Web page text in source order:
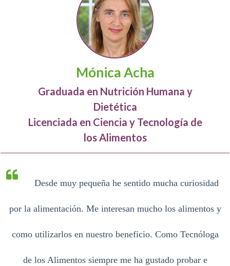
Mónica Acha
Graduada en Nutrición Humana y
Dietética
Licenciada en Ciencia y Tecnología de
los Alimentos
Desde muy pequeña he sentido mucha curiosidad
por la alimentación. Me interesan mucho los alimentos y
como utilizarlos en nuestro beneficio. Como Tecnóloga
de los Alimentos siempre me ha gustado probar e